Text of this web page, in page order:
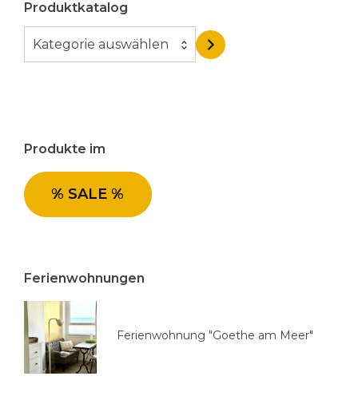
Produktkatalog
a
r
e
a
ä
h
e
n
Kategorie auswählen
Produkte im
% SALE %
Ferienwohnungen
Ferienwohnung "Goethe am Meer"